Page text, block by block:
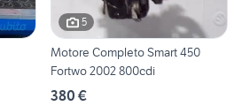
5
Motore Completo Smart 450
Fortwo 2002 800cdi
380 €